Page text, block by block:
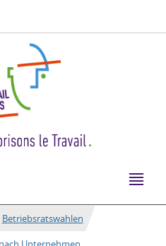
Betriebsratswahlen